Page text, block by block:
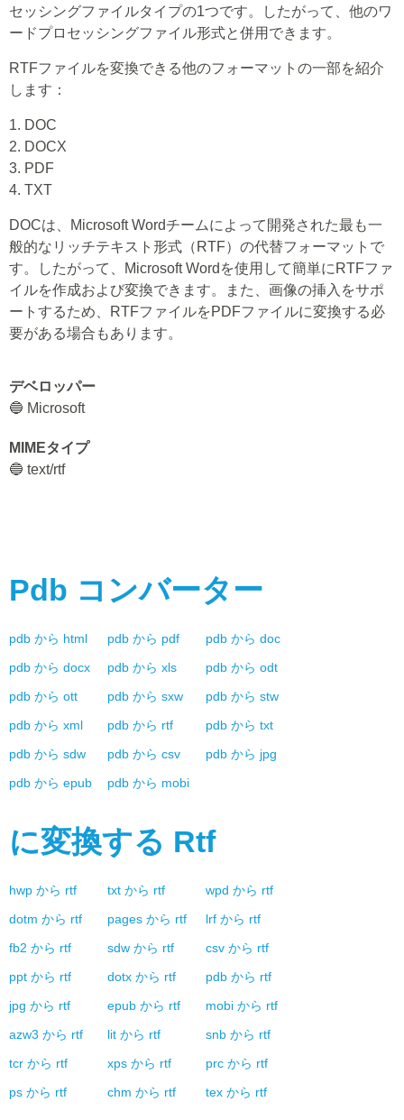
セッシングファイルタイプの1つです。したがって、他のワ
ードプロセッシングファイル形式と併用できます。
RTFファイルを変換できる他のフォーマットの一部を紹介
します：
1. DOC
2. DOCX
3. PDF
4. TXT
DOCは、Microsoft Wordチームによって開発された最も一
般的なリッチテキスト形式（RTF）の代替フォーマットで
す。したがって、Microsoft Wordを使用して簡単にRTFファ
イルを作成および変換できます。また、画像の挿入をサポ
ートするため、RTFファイルをPDFファイルに変換する必
要がある場合もあります。
デベロッパー
🔵 Microsoft
MIMEタイプ
🔵 text/rtf
Pdb コンバーター
pdb から html pdb から pdf pdb から doc
pdb から docx pdb から xls pdb から odt
pdb から ott pdb から sxw pdb から stw
pdb から xml pdb から rtf pdb から txt
pdb から sdw pdb から csv pdb から jpg
pdb から epub pdb から mobi
に変換する Rtf
hwp から rtf txt から rtf wpd から rtf
dotm から rtf pages から rtf lrf から rtf
fb2 から rtf sdw から rtf csv から rtf
ppt から rtf dotx から rtf pdb から rtf
jpg から rtf epub から rtf mobi から rtf
azw3 から rtf lit から rtf snb から rtf
tcr から rtf xps から rtf prc から rtf
ps から rtf chm から rtf tex から rtf